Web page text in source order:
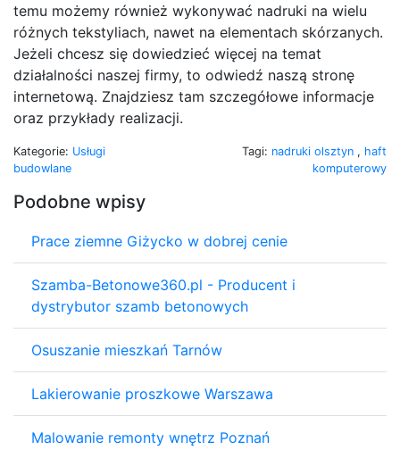
temu możemy również wykonywać nadruki na wielu
różnych tekstyliach, nawet na elementach skórzanych.
Jeżeli chcesz się dowiedzieć więcej na temat
działalności naszej firmy, to odwiedź naszą stronę
internetową. Znajdziesz tam szczegółowe informacje
oraz przykłady realizacji.
Kategorie: Usługi
budowlane
Tagi: nadruki olsztyn , haft
komputerowy
Podobne wpisy
Prace ziemne Giżycko w dobrej cenie
Szamba-Betonowe360.pl - Producent i
dystrybutor szamb betonowych
Osuszanie mieszkań Tarnów
Lakierowanie proszkowe Warszawa
Malowanie remonty wnętrz Poznań